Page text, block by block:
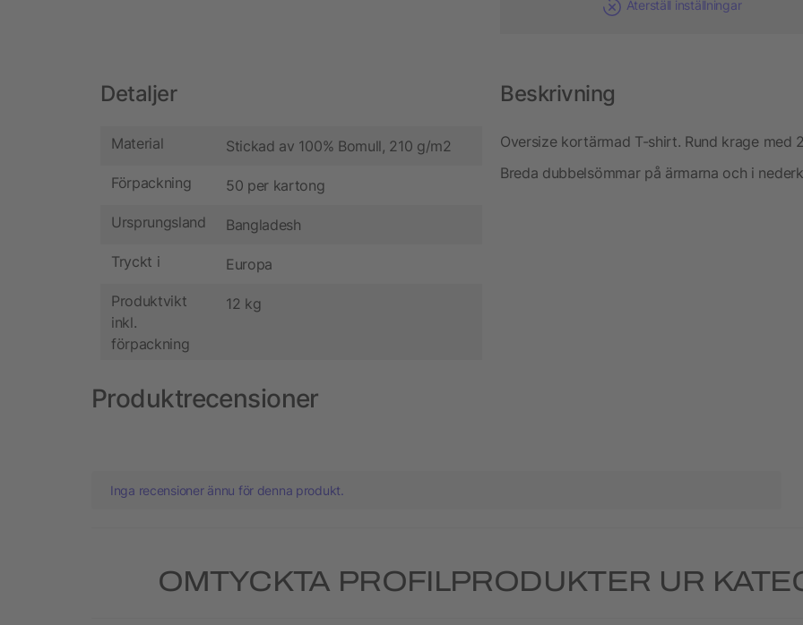
Återställ inställningar
Detaljer
Material Stickad av 100% Bomull, 210 g/m2
Förpackning 50 per kartong
Ursprungsland Bangladesh
Tryckt i Europa
Produktvikt
inkl.
förpackning
12 kg
Beskrivning
Oversize kortärmad T-shirt. Rund krage med
Breda dubbelsömmar på ärmarna och i
Produktrecensioner
Inga recensioner ännu för denna produkt.
OMTYCKTA PROFILPRODUKTER UR